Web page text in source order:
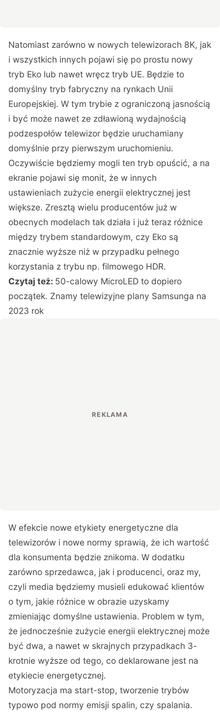
Natomiast zarówno w nowych telewizorach 8K, jak
i wszystkich innych pojawi się po prostu nowy
tryb Eko lub nawet wręcz tryb UE. Będzie to
domyślny tryb fabryczny na rynkach Unii
Europejskiej. W tym trybie z ograniczoną jasnością
i być może nawet ze zdławioną wydajnością
podzespołów telewizor będzie uruchamiany
domyślnie przy pierwszym uruchomieniu.
Oczywiście będziemy mogli ten tryb opuścić, a na
ekranie pojawi się monit, że w innych
ustawieniach zużycie energii elektrycznej jest
większe. Zresztą wielu producentów już w
obecnych modelach tak działa i już teraz różnice
między trybem standardowym, czy Eko są
znacznie wyższe niż w przypadku pełnego
korzystania z trybu np. filmowego HDR.
Czytaj też: 50-calowy MicroLED to dopiero
początek. Znamy telewizyjne plany Samsunga na
2023 rok
W efekcie nowe etykiety energetyczne dla
telewizorów i nowe normy sprawią, że ich wartość
dla konsumenta będzie znikoma. W dodatku
zarówno sprzedawca, jak i producenci, oraz my,
czyli media będziemy musieli edukować klientów
o tym, jakie różnice w obrazie uzyskamy
zmieniając domyślne ustawienia. Problem w tym,
że jednocześnie zużycie energii elektrycznej może
być dwa, a nawet w skrajnych przypadkach 3-
krotnie wyższe od tego, co deklarowane jest na
etykiecie energetycznej.
Motoryzacja ma start-stop, tworzenie trybów
typowo pod normy emisji spalin, czy spalania.